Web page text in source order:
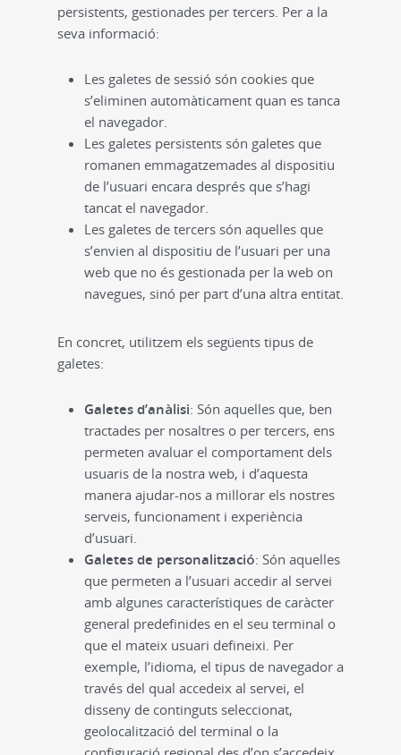
persistents, gestionades per tercers. Per a la
seva informació:
Les galetes de sessió són cookies que
s’eliminen automàticament quan es tanca
el navegador.
Les galetes persistents són galetes que
romanen emmagatzemades al dispositiu
de l’usuari encara després que s’hagi
tancat el navegador.
Les galetes de tercers són aquelles que
s’envien al dispositiu de l’usuari per una
web que no és gestionada per la web on
navegues, sinó per part d’una altra entitat.
En concret, utilitzem els següents tipus de
galetes:
Galetes d’anàlisi: Són aquelles que, ben
tractades per nosaltres o per tercers, ens
permeten avaluar el comportament dels
usuaris de la nostra web, i d’aquesta
manera ajudar-nos a millorar els nostres
serveis, funcionament i experiència
d’usuari.
Galetes de personalització: Són aquelles
que permeten a l’usuari accedir al servei
amb algunes característiques de caràcter
general predefinides en el seu terminal o
que el mateix usuari defineixi. Per
exemple, l’idioma, el tipus de navegador a
través del qual accedeix al servei, el
disseny de continguts seleccionat,
geolocalització del terminal o la